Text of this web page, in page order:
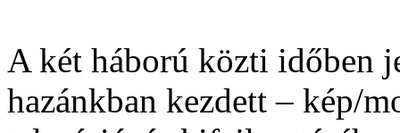
A két háború közti időben
hazánkban kezdett – kép/